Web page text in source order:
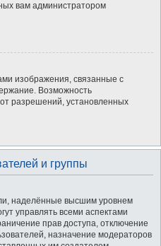
вам администратором
изображения, связанные с
Возможность
разрешений, установленных
и группы
наделённые высшим уровнем
управлять всеми аспектами
прав доступа, отключение
назначение модераторов